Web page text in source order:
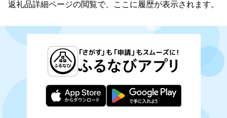
返礼品詳細ページの閲覧で、ここに履歴が表示されます。